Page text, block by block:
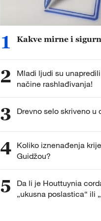
1 Kakve mirne i
2
Mladi ljudi su
načine rashlađivanja!
3 Drevno selo skriveno u
4 Koliko iznenađenja
Guidžou?
5
Da li je Houttuynia
„ukusna poslastica“ ili